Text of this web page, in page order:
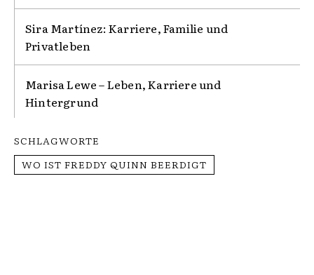
Sira Martínez: Karriere, Familie und
Privatleben
Marisa Lewe – Leben, Karriere und
Hintergrund
SCHLAGWORTE
WO IST FREDDY QUINN BEERDIGT